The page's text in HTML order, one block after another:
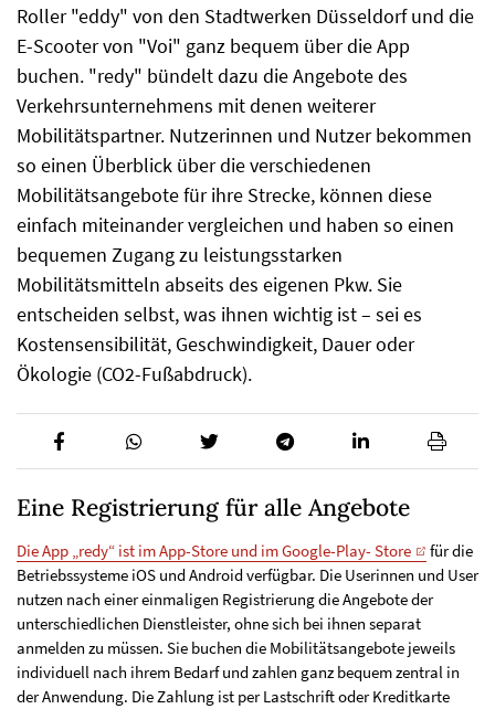
Roller "eddy" von den Stadtwerken Düsseldorf und die
E-Scooter von "Voi" ganz bequem über die App
buchen. "redy" bündelt dazu die Angebote des
Verkehrsunternehmens mit denen weiterer
Mobilitätspartner. Nutzerinnen und Nutzer bekommen
so einen Überblick über die verschiedenen
Mobilitätsangebote für ihre Strecke, können diese
einfach miteinander vergleichen und haben so einen
bequemen Zugang zu leistungsstarken
Mobilitätsmitteln abseits des eigenen Pkw. Sie
entscheiden selbst, was ihnen wichtig ist – sei es
Kostensensibilität, Geschwindigkeit, Dauer oder
Ökologie (CO2-Fußabdruck).
Eine Registrierung für alle Angebote
Die App „redy“ ist im App-Store und im Google-Play- Store
für die
Betriebssysteme iOS und Android verfügbar. Die Userinnen und User
nutzen nach einer einmaligen Registrierung die Angebote der
unterschiedlichen Dienstleister, ohne sich bei ihnen separat
anmelden zu müssen. Sie buchen die Mobilitätsangebote jeweils
individuell nach ihrem Bedarf und zahlen ganz bequem zentral in
der Anwendung. Die Zahlung ist per Lastschrift oder Kreditkarte